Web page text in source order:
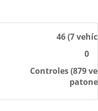
46 (7
0
Controles (879